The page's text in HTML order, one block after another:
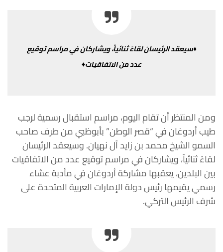
♦سيعقد الرئيسان لقاءً ثنائياً، ويشاركان في مراسم توقيع
عدد من الاتفاقيات♦
ومن المنتظر أن تقام اليوم، مراسم استقبال رسمية لرجب
طيب أردوغان في “قصر الوطن” بأبوظبي من طرف صاحب
السمو الشيخ محمد بن زايد آل نهيان.وسيعقد الرئيسان
لقاءً ثنائياً، ويشاركان في مراسم توقيع عدد من الاتفاقيات
بين البلدين، يعقبها مشاركة أردوغان في مأدبة عشاء
رسمي يقيمها رئيس دولة الإمارات العربية المتحدة على
شرف الرئيس التركي.